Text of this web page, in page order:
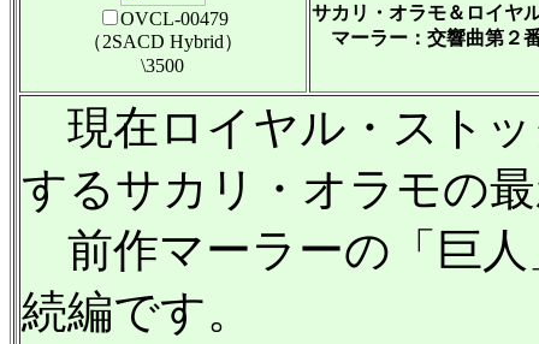
OVCL-00479
（2SACD Hybrid）
\3500
サカリ・オラモ＆ロイヤ
マーラー：交響曲第２
現在ロイヤル・ストッ
するサカリ・オラモの
前作マーラーの「巨人
続編です。